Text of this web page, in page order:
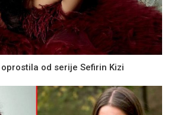
od serije Sefirin Kizi